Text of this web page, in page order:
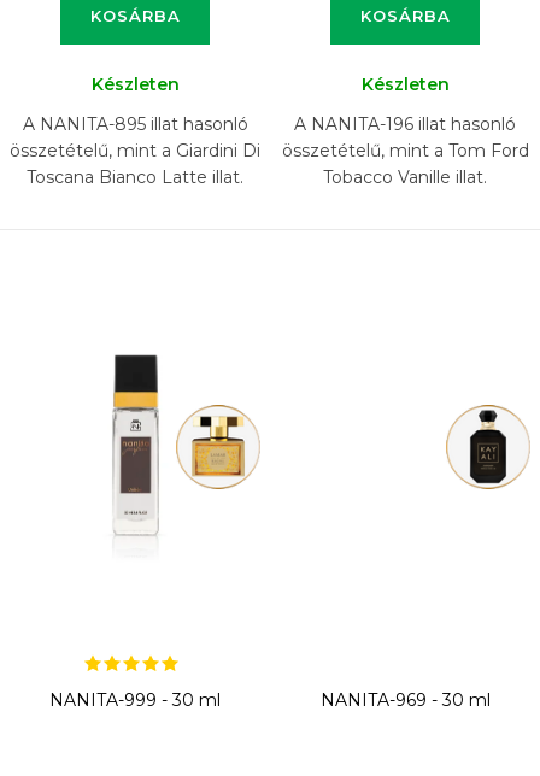
KOSÁRBA
Készleten
A NANITA-895 illat hasonló
összetételű, mint a Giardini Di
Toscana Bianco Latte illat.
KOSÁRBA
Készleten
A NANITA-196 illat hasonló
összetételű, mint a Tom Ford
Tobacco Vanille illat.
NANITA-999 - 30 ml NANITA-969 - 30 ml